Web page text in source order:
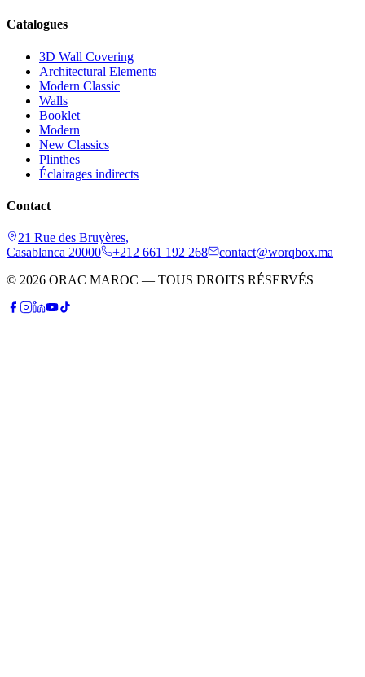
Catalogues
3D Wall Covering
Architectural Elements
Modern Classic
Walls
Booklet
Modern
New Classics
Plinthes
Éclairages indirects
Contact
21 Rue des Bruyères,
Casablanca 20000
+212 661 192 268
contact@worqbox.ma
© 2026 ORAC MAROC — TOUS DROITS RÉSERVÉS